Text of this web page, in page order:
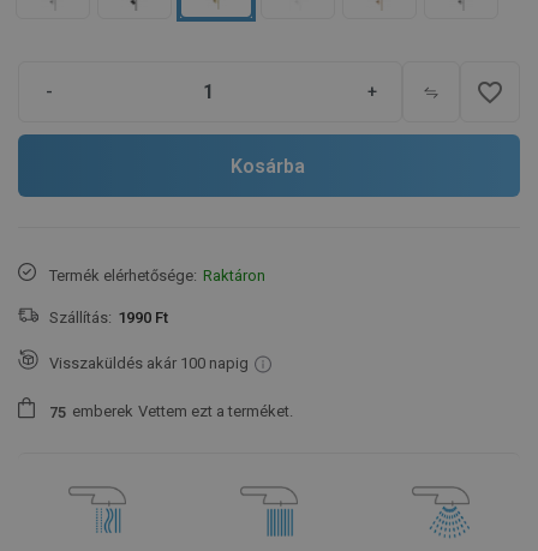
- + favorite_border
Kosárba
Termék elérhetősége: Raktáron
Szállítás: 1990 Ft
Visszaküldés akár 100 napig
75 emberek Vettem ezt a terméket.